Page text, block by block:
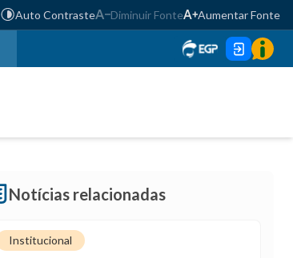
Auto Contraste Diminuir Fonte Aumentar Fonte
Notícias relacionadas
Institucional